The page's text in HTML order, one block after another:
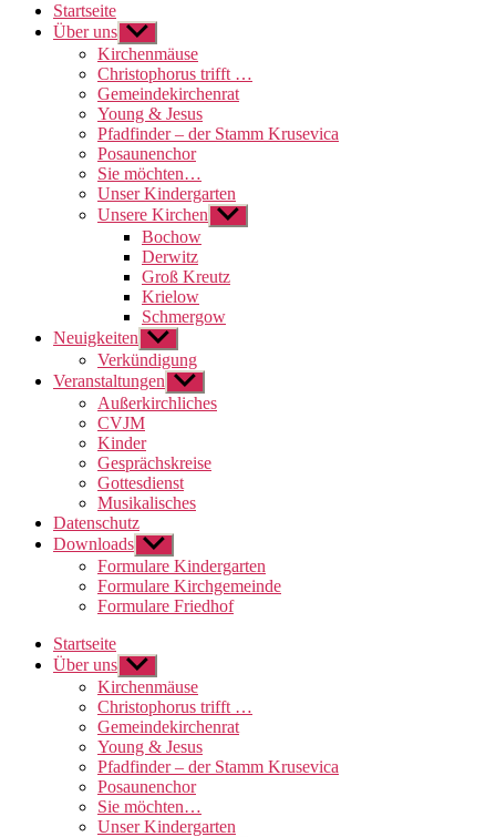
Startseite
Über uns Untermenü
anzeigen
Kirchenmäuse
Christophorus trifft …
Gemeindekirchenrat
Young & Jesus
Pfadfinder – der Stamm Krusevica
Posaunenchor
Sie möchten…
Unser Kindergarten
Unsere Kirchen Untermenü
anzeigen
Bochow
Derwitz
Groß Kreutz
Krielow
Schmergow
Neuigkeiten Untermenü
anzeigen
Verkündigung
Veranstaltungen Untermenü
anzeigen
Außerkirchliches
CVJM
Kinder
Gesprächskreise
Gottesdienst
Musikalisches
Datenschutz
Downloads Untermenü
anzeigen
Formulare Kindergarten
Formulare Kirchgemeinde
Formulare Friedhof
Startseite
Über uns Untermenü
anzeigen
Kirchenmäuse
Christophorus trifft …
Gemeindekirchenrat
Young & Jesus
Pfadfinder – der Stamm Krusevica
Posaunenchor
Sie möchten…
Unser Kindergarten